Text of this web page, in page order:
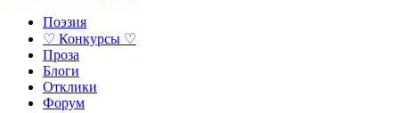
Поэзия
♡ Конкурсы ♡
Проза
Блоги
Отклики
Форум